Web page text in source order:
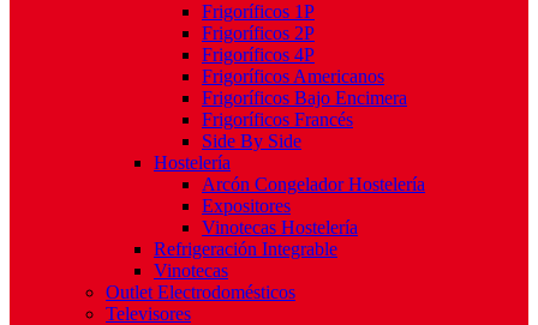
Frigoríficos 1P
Frigoríficos 2P
Frigoríficos 4P
Frigoríficos Americanos
Frigoríficos Bajo Encimera
Frigoríficos Francés
Side By Side
Hostelería
Arcón Congelador Hostelería
Expositores
Vinotecas Hostelería
Refrigeración Integrable
Vinotecas
Outlet Electrodomésticos
Televisores